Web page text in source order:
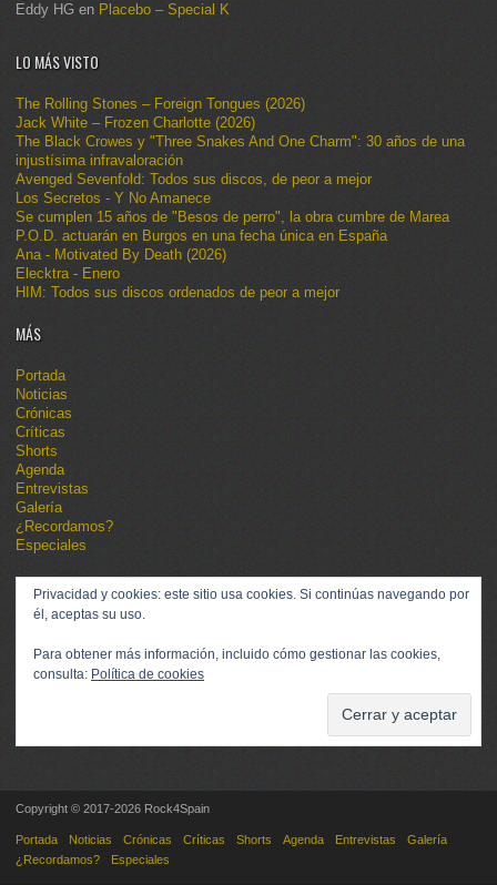
Eddy HG en Placebo – Special K
LO MÁS VISTO
The Rolling Stones – Foreign Tongues (2026)
Jack White – Frozen Charlotte (2026)
The Black Crowes y "Three Snakes And One Charm": 30 años de una
injustísima infravaloración
Avenged Sevenfold: Todos sus discos, de peor a mejor
Los Secretos - Y No Amanece
Se cumplen 15 años de "Besos de perro", la obra cumbre de Marea
P.O.D. actuarán en Burgos en una fecha única en España
Ana - Motivated By Death (2026)
Elecktra - Enero
HIM: Todos sus discos ordenados de peor a mejor
MÁS
Portada
Noticias
Crónicas
Críticas
Shorts
Agenda
Entrevistas
Galería
¿Recordamos?
Especiales
Privacidad y cookies: este sitio usa cookies. Si continúas navegando por
él, aceptas su uso.
Para obtener más información, incluido cómo gestionar las cookies,
consulta: Política de cookies
Copyright © 2017-2026 Rock4Spain
Portada Noticias Crónicas Críticas Shorts Agenda Entrevistas
Galería
¿Recordamos?
Especiales